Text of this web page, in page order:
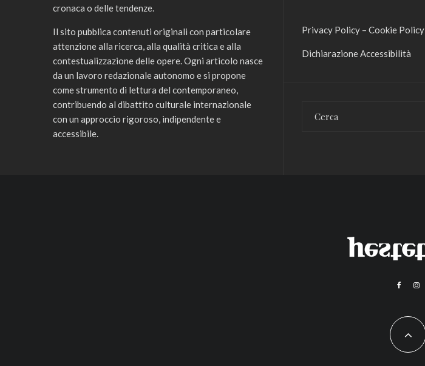
cronaca o delle tendenze.
Il sito pubblica contenuti originali con particolare
attenzione alla ricerca, alla qualità critica e alla
contestualizzazione delle opere. Ogni articolo nasce
da un lavoro redazionale autonomo e si propone
come strumento di lettura del contemporaneo,
contribuendo al dibattito culturale internazionale
con un approccio rigoroso, indipendente e
accessibile.
Privacy Policy – Cookie Policy
Dichiarazione Accessibilità